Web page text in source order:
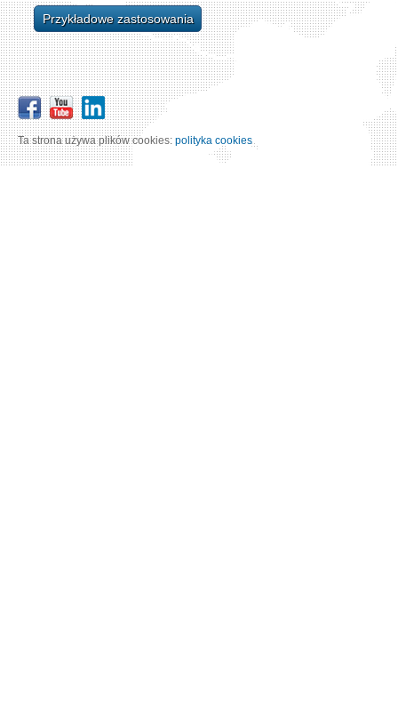
Przykładowe zastosowania
Ta strona używa plików cookies: polityka cookies